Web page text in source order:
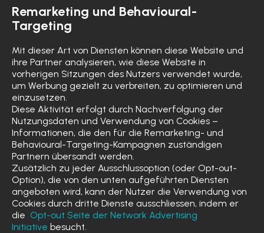
Remarketing und Behavioural-
Targeting
Mit dieser Art von Diensten können diese Website und
ihre Partner analysieren, wie diese Website in
vorherigen Sitzungen des Nutzers verwendet wurde,
um Werbung gezielt zu verbreiten, zu optimieren und
einzusetzen.
Diese Aktivität erfolgt durch Nachverfolgung der
Nutzungsdaten und Verwendung von Cookies –
Informationen, die den für die Remarketing- und
Behavioural-Targeting-Kampagnen zuständigen
Partnern übersandt werden.
Zusätzlich zu jeder Ausschlussoption (oder Opt-out-
Option), die von den unten aufgeführten Diensten
angeboten wird, kann der Nutzer die Verwendung von
Cookies durch dritte Dienste ausschliessen, indem er
die Opt-out Seite der Network Advertising
Initiative besucht.